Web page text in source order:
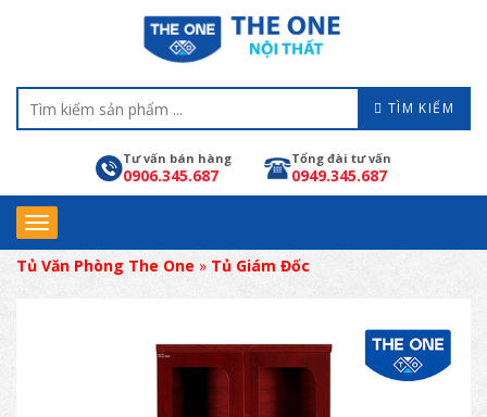
TÌM KIẾM
Tư vấn bán hàng
0906.345.687
Tổng đài tư vấn
0949.345.687
Tủ Văn Phòng The One » Tủ Giám Đốc